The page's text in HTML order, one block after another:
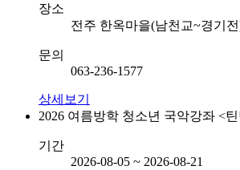
장소
전주 한옥마을(남천교~경기
문의
063-236-1577
상세보기
2026 여름방학 청소년 국악강좌 <
기간
2026-08-05 ~ 2026-08-21